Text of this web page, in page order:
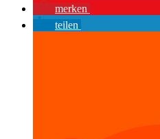
merken
teilen